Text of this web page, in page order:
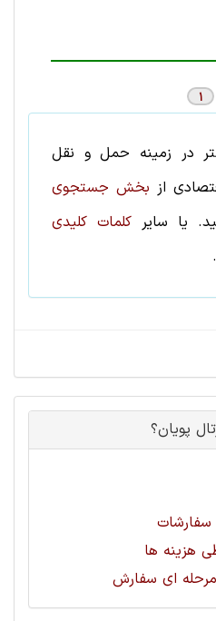
1
در زمینه حمل و نقل
از بخش جستجوی
یا سایر کلمات کلیدی
پویان؟
هزینه ها
ای سفارش